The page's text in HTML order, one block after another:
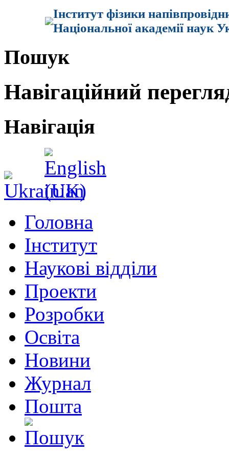
Інститут фізики
Національної академії наук
Пошук
Навігаційний
Навігація
Головна
Інститут
Наукові відділи
Проекти
Розробки
Освіта
Новини
Журнал
Пошта